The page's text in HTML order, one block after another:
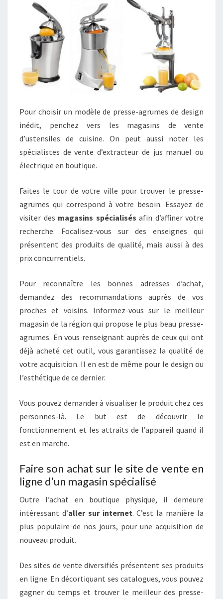
Pour choisir un modèle de presse-agrumes de design
inédit, penchez vers les magasins de vente
d’ustensiles de cuisine. On peut aussi noter les
spécialistes de vente d’extracteur de jus manuel ou
électrique en boutique.
Faites le tour de votre ville pour trouver le presse-
agrumes qui correspond à votre besoin. Essayez de
visiter des magasins spécialisés afin d’affiner votre
recherche. Focalisez-vous sur des enseignes qui
présentent des produits de qualité, mais aussi à des
prix concurrentiels.
Pour reconnaître les bonnes adresses d’achat,
demandez des recommandations auprès de vos
proches et voisins. Informez-vous sur le meilleur
magasin de la région qui propose le plus beau presse-
agrumes. En vous renseignant auprès de ceux qui ont
déjà acheté cet outil, vous garantissez la qualité de
votre acquisition. Il en est de même pour le design ou
l’esthétique de ce dernier.
Vous pouvez demander à visualiser le produit chez ces
personnes-là. Le but est de découvrir le
fonctionnement et les attraits de l’appareil quand il
est en marche.
Faire son achat sur le site de vente en
ligne d’un magasin spécialisé
Outre l’achat en boutique physique, il demeure
intéressant d’aller sur internet. C’est la manière la
plus populaire de nos jours, pour une acquisition de
nouveau produit.
Des sites de vente diversifiés présentent ses produits
en ligne. En décortiquant ses catalogues, vous pouvez
gagner du temps et trouver le meilleur des presse-